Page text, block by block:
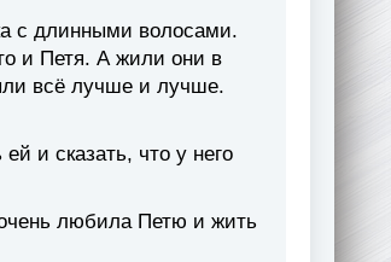
с длинными волосами.
и Петя. А жили они в
всё лучше и лучше.
и сказать, что у него
любила Петю и жить